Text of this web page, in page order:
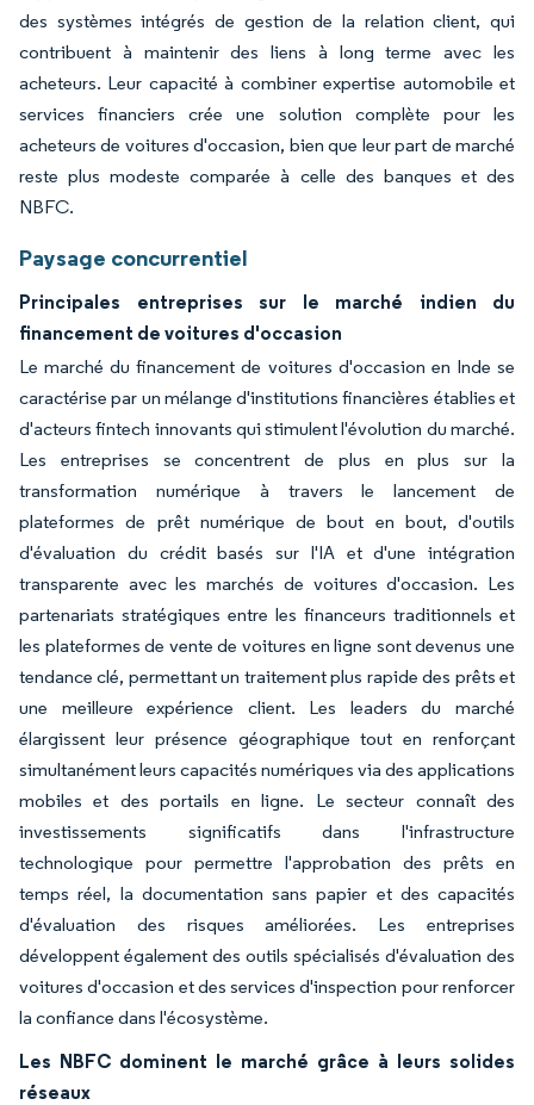
des systèmes intégrés de gestion de la relation client, qui
contribuent à maintenir des liens à long terme avec les
acheteurs. Leur capacité à combiner expertise automobile et
services financiers crée une solution complète pour les
acheteurs de voitures d'occasion, bien que leur part de marché
reste plus modeste comparée à celle des banques et des
NBFC.
Paysage concurrentiel
Principales entreprises sur le marché indien du
financement de voitures d'occasion
Le marché du financement de voitures d'occasion en Inde se
caractérise par un mélange d'institutions financières établies et
d'acteurs fintech innovants qui stimulent l'évolution du marché.
Les entreprises se concentrent de plus en plus sur la
transformation numérique à travers le lancement de
plateformes de prêt numérique de bout en bout, d'outils
d'évaluation du crédit basés sur l'IA et d'une intégration
transparente avec les marchés de voitures d'occasion. Les
partenariats stratégiques entre les financeurs traditionnels et
les plateformes de vente de voitures en ligne sont devenus une
tendance clé, permettant un traitement plus rapide des prêts et
une meilleure expérience client. Les leaders du marché
élargissent leur présence géographique tout en renforçant
simultanément leurs capacités numériques via des applications
mobiles et des portails en ligne. Le secteur connaît des
investissements significatifs dans l'infrastructure
technologique pour permettre l'approbation des prêts en
temps réel, la documentation sans papier et des capacités
d'évaluation des risques améliorées. Les entreprises
développent également des outils spécialisés d'évaluation des
voitures d'occasion et des services d'inspection pour renforcer
la confiance dans l'écosystème.
Les NBFC dominent le marché grâce à leurs solides
réseaux